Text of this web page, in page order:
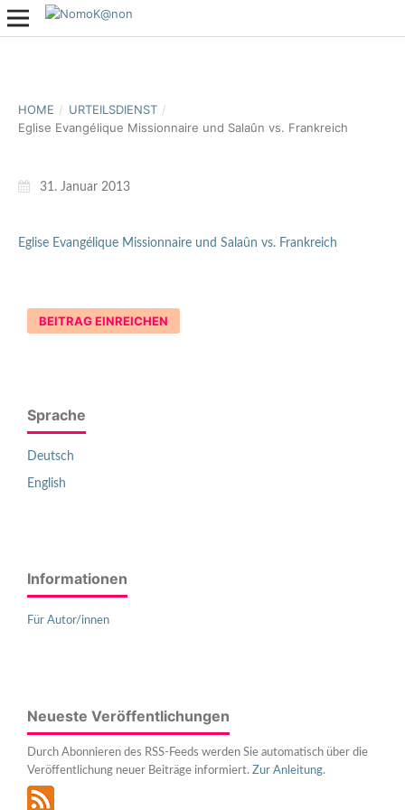
HOME / URTEILSDIENST /
Eglise Evangélique Missionnaire und Salaûn vs. Frankreich
31. Januar 2013
Eglise Evangélique Missionnaire und Salaûn vs. Frankreich
BEITRAG EINREICHEN
Sprache
Deutsch
English
Informationen
Für Autor/innen
Neueste Veröffentlichungen
Durch Abonnieren des RSS-Feeds werden Sie automatisch über die
Veröffentlichung neuer Beiträge informiert. Zur Anleitung.